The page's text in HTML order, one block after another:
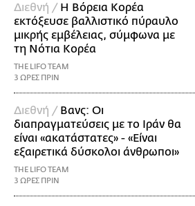
Διεθνή / Η Βόρεια Κορέα
εκτόξευσε βαλλιστικό πύραυλο
μικρής εμβέλειας, σύμφωνα με
τη Νότια Κορέα
THE LIFO TEAM
3 ΩΡΕΣ ΠΡΙΝ
Διεθνή / Βανς: Οι
διαπραγματεύσεις με το Ιράν θα
είναι «ακατάστατες» - «Είναι
εξαιρετικά δύσκολοι άνθρωποι»
THE LIFO TEAM
3 ΩΡΕΣ ΠΡΙΝ